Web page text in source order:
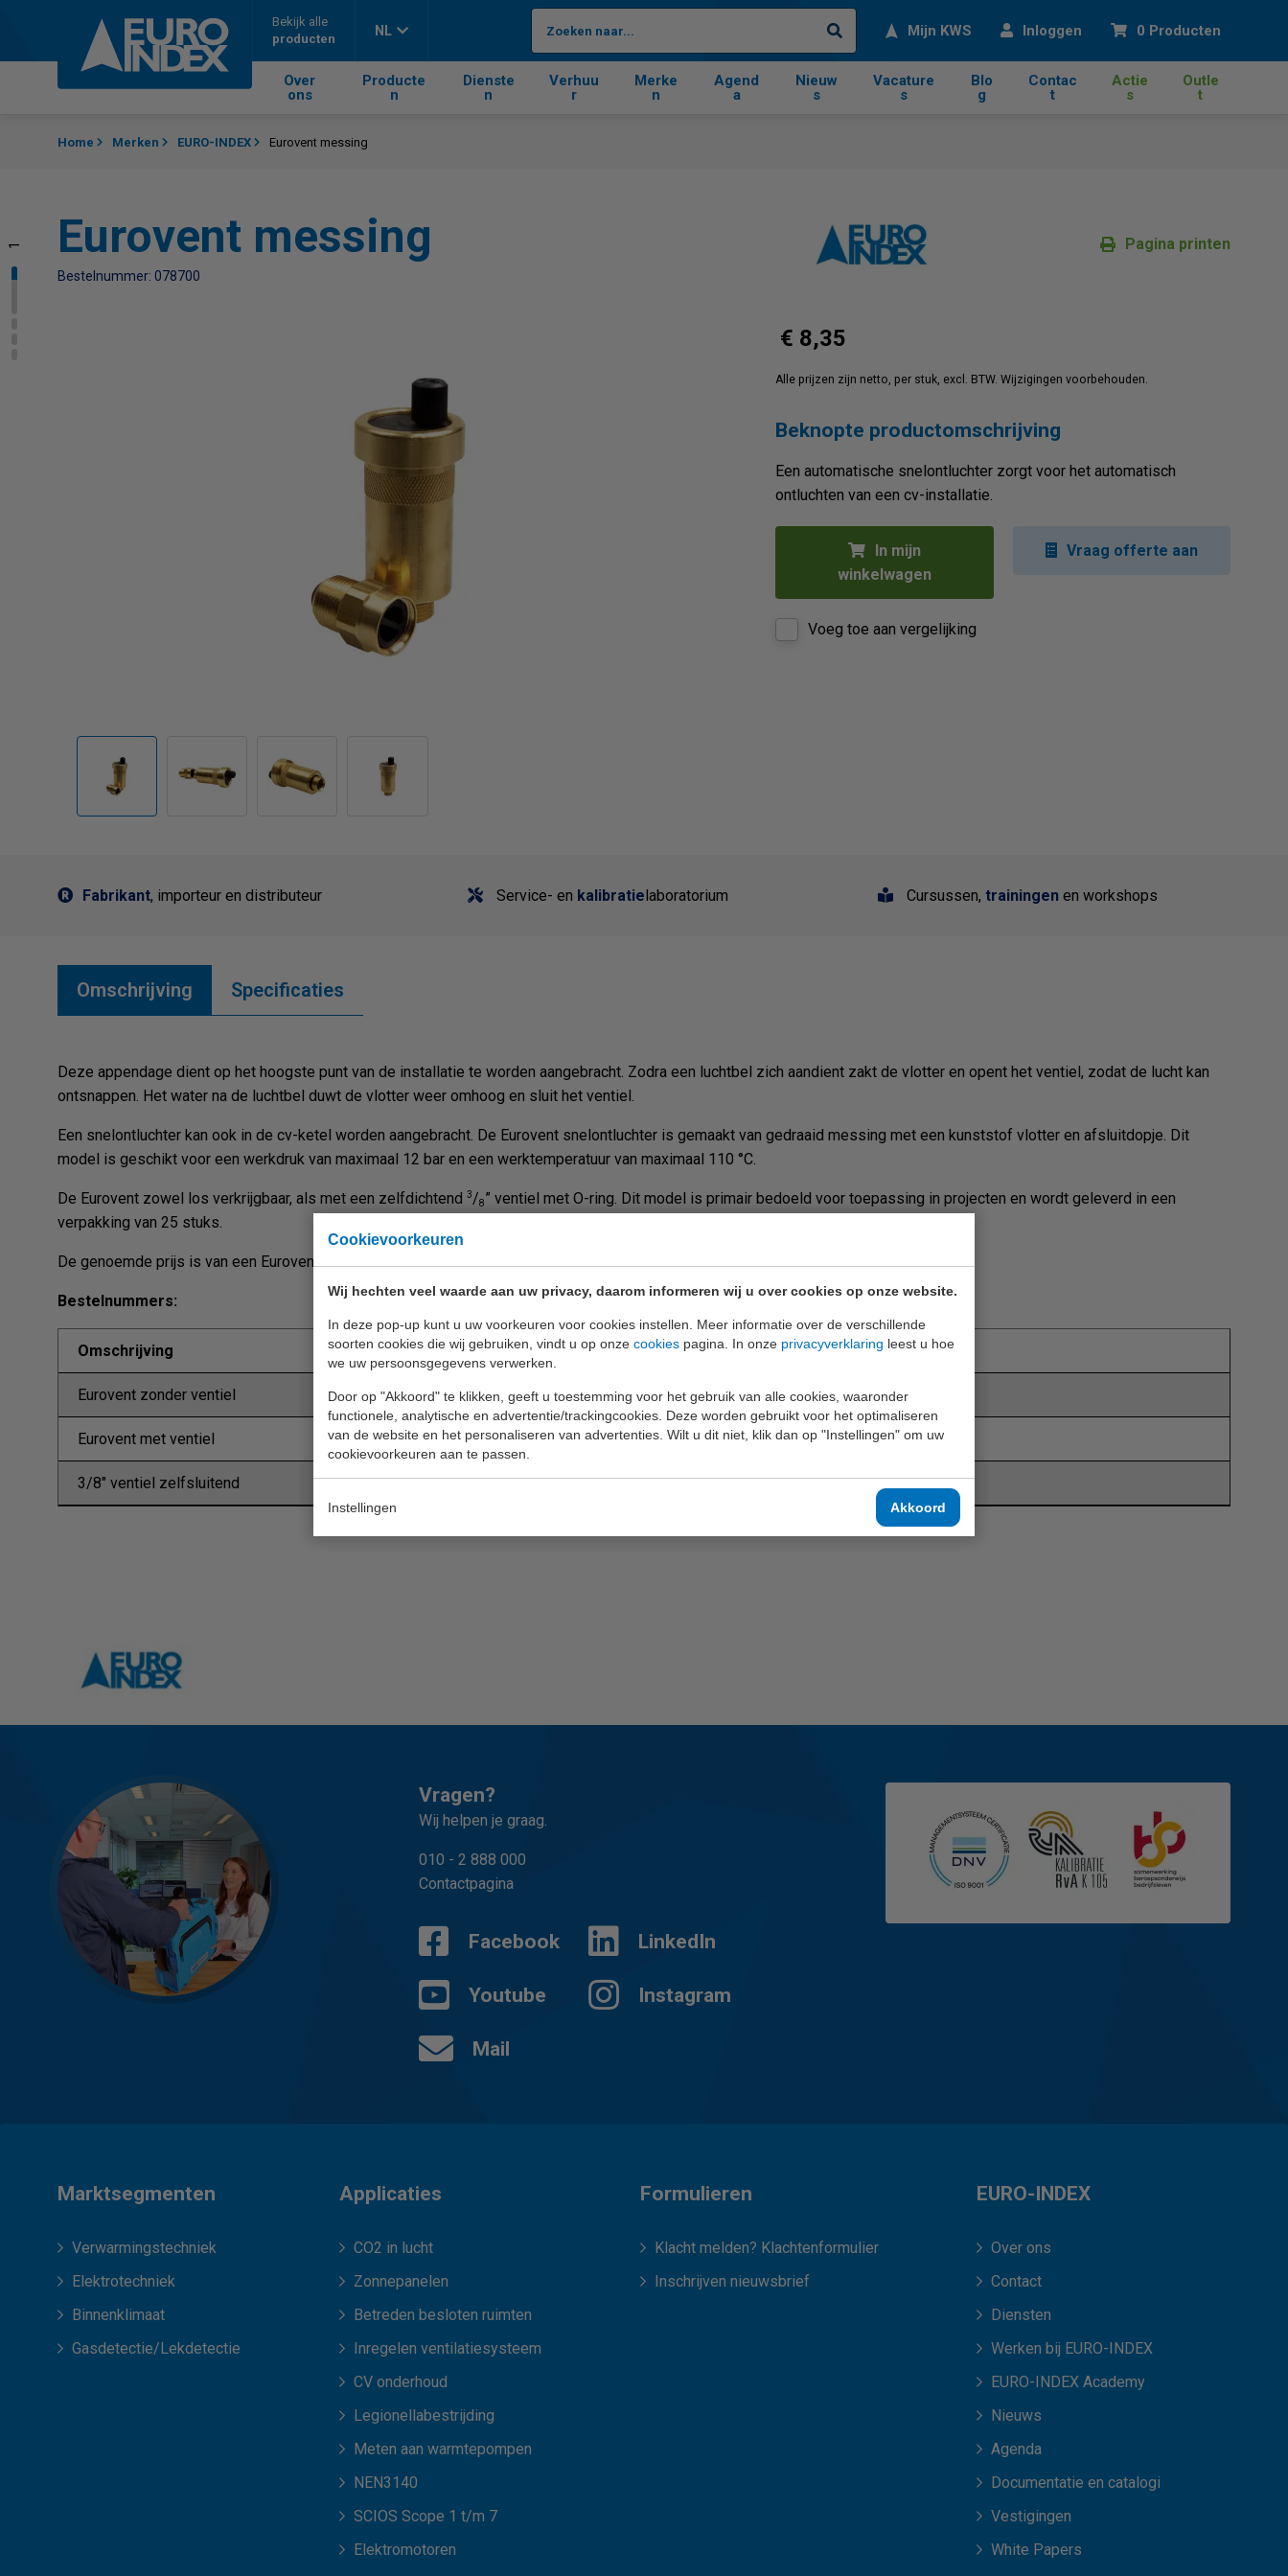
Cookievoorkeuren
Wij hechten veel waarde aan uw privacy, daarom informeren wij u over cookies op onze website.
In deze pop-up kunt u uw voorkeuren voor cookies instellen. Meer informatie over de verschillende
soorten cookies die wij gebruiken, vindt u op onze cookies pagina. In onze privacyverklaring leest u hoe
we uw persoonsgegevens verwerken.
Door op "Akkoord" te klikken, geeft u toestemming voor het gebruik van alle cookies, waaronder
functionele, analytische en advertentie/trackingcookies. Deze worden gebruikt voor het optimaliseren
van de website en het personaliseren van advertenties. Wilt u dit niet, klik dan op "Instellingen" om uw
cookievoorkeuren aan te passen.
Instellingen Akkoord
Bekijk alle
producten
NL Zoeken Mijn KWS Inloggen 0 Producten
Over
ons
Producte
n
Dienste
n
Verhuu
r
Merke
n
Agend
a
Nieuw
s
Vacature
s
Blo
g
Contac
t
Actie
s
Outle
t
1 3 4
Home Merken EURO-INDEX Eurovent messing
Eurovent messing
Bestelnummer: 078700
Pagina printen
€ 8,35
Alle prijzen zijn netto, per stuk, excl. BTW. Wijzigingen voorbehouden.
Beknopte productomschrijving
Een automatische snelontluchter zorgt voor het automatisch
ontluchten van een cv-installatie.
In mijn
winkelwagen
Vraag offerte aan
Voeg toe aan vergelijking
Fabrikant, importeur en distributeur Service- en kalibratielaboratorium Cursussen, trainingen en workshops
Omschrijving Specificaties
Deze appendage dient op het hoogste punt van de installatie te worden aangebracht. Zodra een luchtbel zich aandient zakt de vlotter en opent het ventiel, zodat de lucht kan
ontsnappen. Het water na de luchtbel duwt de vlotter weer omhoog en sluit het ventiel.
Een snelontluchter kan ook in de cv-ketel worden aangebracht. De Eurovent snelontluchter is gemaakt van gedraaid messing met een kunststof vlotter en afsluitdopje. Dit
model is geschikt voor een werkdruk van maximaal 12 bar en een werktemperatuur van maximaal 110 °C.
De Eurovent zowel los verkrijgbaar, als met een zelfdichtend 3/8” ventiel met O-ring. Dit model is primair bedoeld voor toepassing in projecten en wordt geleverd in een
verpakking van 25 stuks.
De genoemde prijs is van een Eurovent met ventiel, per stuk.
Bestelnummers:
Omschrijving Bestelnummer
Eurovent zonder ventiel 11105
Eurovent met ventiel 078700
3/8" ventiel zelfsluitend 11101
Vragen?
Wij helpen je graag.
010 - 2 888 000
Contactpagina
Facebook LinkedIn
Youtube Instagram
Mail
Marktsegmenten
Verwarmingstechniek
Elektrotechniek
Binnenklimaat
Gasdetectie/Lekdetectie
Applicaties
CO2 in lucht
Zonnepanelen
Betreden besloten ruimten
Inregelen ventilatiesysteem
CV onderhoud
Legionellabestrijding
Meten aan warmtepompen
NEN3140
SCIOS Scope 1 t/m 7
Elektromotoren
Formulieren
Klacht melden? Klachtenformulier
Inschrijven nieuwsbrief
EURO-INDEX
Over ons
Contact
Diensten
Werken bij EURO-INDEX
EURO-INDEX Academy
Nieuws
Agenda
Documentatie en catalogi
Vestigingen
White Papers